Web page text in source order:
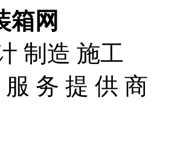
箱网
制造 施工
务 提 供 商